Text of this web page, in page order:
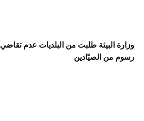
وزارة البيئة طلبت من البلديات عدم تقاضي
رسوم من الصيّادين